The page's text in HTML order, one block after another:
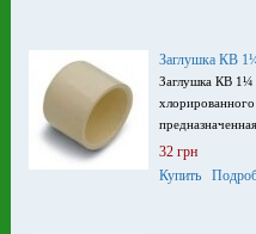
Заглушка КВ
Заглушка КВ 1¼
32 грн
Купить